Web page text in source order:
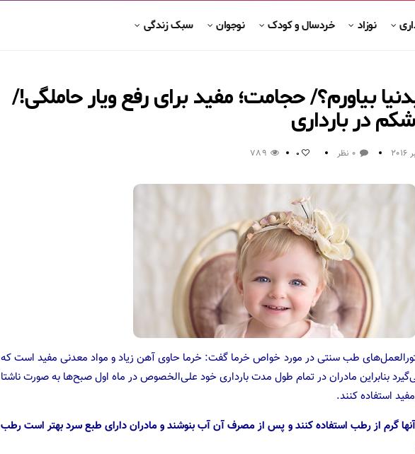
نوزاد خردسال و کودک نوجوان سبک زندگی
بیاورم؟/ حجامت؛ مفید برای رفع ویار حاملگی!/
در بارداری
0 نظر 0
789
طب سنتی در مورد خواص خرما گفت: خرما حاوی آهن زیاد و مواد معدنی مفید است که
بنابراین مادران در تمام طول مدت بارداری خود علی‌الخصوص در ماه اول صبح‌ها به صورت ناشتا
استفاده کنند.
گرم از رطب استفاده کنند و پس از مصرف آن آب بنوشند و مادران دارای طبع سرد بهتر است رطب